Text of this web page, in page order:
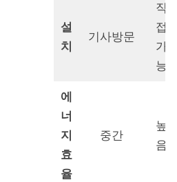
설
치
기사방문
직
접
가
능
에
너
지
효
율
중간
높
음